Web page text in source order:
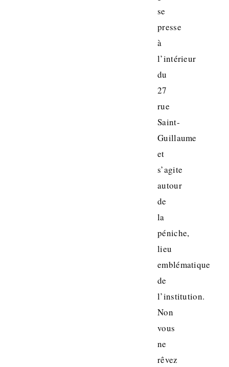
se
presse
à
l’intérieur
du
27
rue
Saint-
Guillaume
et
s’agite
autour
de
la
péniche,
lieu
emblématique
de
l’institution.
Non
vous
ne
rêvez